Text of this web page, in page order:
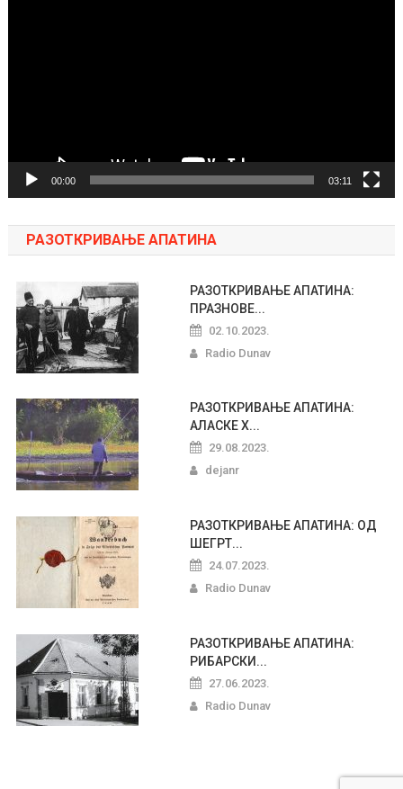
00:00 03:11
РАЗОТКРИВАЊЕ АПАТИНА
РАЗОТКРИВАЊЕ АПАТИНА:
ПРАЗНОВЕ...
02.10.2023.
Radio Dunav
РАЗОТКРИВАЊЕ АПАТИНА:
АЛАСКЕ Х...
29.08.2023.
dejanr
РАЗОТКРИВАЊЕ АПАТИНА: ОД
ШЕГРТ...
24.07.2023.
Radio Dunav
РАЗОТКРИВАЊЕ АПАТИНА:
РИБАРСКИ...
27.06.2023.
Radio Dunav